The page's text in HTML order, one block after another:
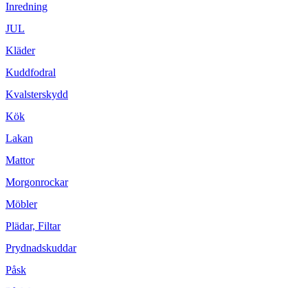
Inredning
JUL
Kläder
Kuddfodral
Kvalsterskydd
Kök
Lakan
Mattor
Morgonrockar
Möbler
Plädar, Filtar
Prydnadskuddar
Påsk